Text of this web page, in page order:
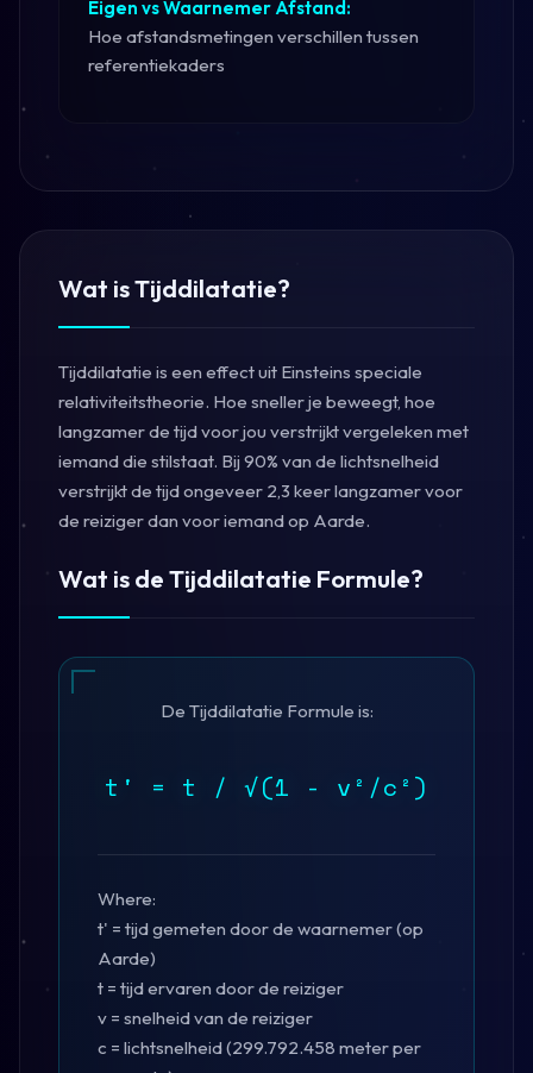
Eigen vs Waarnemer Afstand:
Hoe afstandsmetingen verschillen tussen
referentiekaders
Wat is Tijddilatatie?
Tijddilatatie is een effect uit Einsteins speciale
relativiteitstheorie. Hoe sneller je beweegt, hoe
langzamer de tijd voor jou verstrijkt vergeleken met
iemand die stilstaat. Bij 90% van de lichtsnelheid
verstrijkt de tijd ongeveer 2,3 keer langzamer voor
de reiziger dan voor iemand op Aarde.
Wat is de Tijddilatatie Formule?
De Tijddilatatie Formule is:
t' = t / √(1 - v²/c²)
Where:
t' = tijd gemeten door de waarnemer (op
Aarde)
t = tijd ervaren door de reiziger
v = snelheid van de reiziger
c = lichtsnelheid (299.792.458 meter per